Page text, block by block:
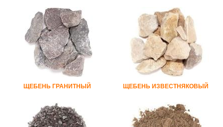
ЩЕБЕНЬ ГРАНИТНЫЙ ЩЕБЕНЬ ИЗВЕСТНЯКОВЫЙ